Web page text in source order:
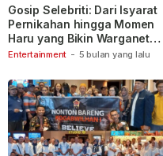
Entertainment - 5 bulan yang lalu
Gosip Selebriti: Dari Isyarat
Pernikahan hingga Momen
Haru yang Bikin Warganet
Berspekulasi